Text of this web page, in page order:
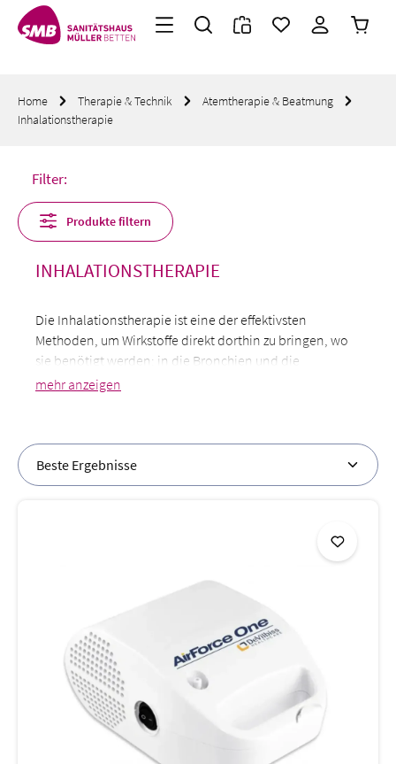
Zum Hauptinhalt springen
Home Therapie & Technik
Atemtherapie & Beatmung
Inhalationstherapie
Filter:
Produkte filtern
INHALATIONSTHERAPIE
Die Inhalationstherapie ist eine der effektivsten
Methoden, um Wirkstoffe direkt dorthin zu bringen, wo
sie benötigt werden: in die Bronchien und die
Lunge.Hier finden Sie eine umfassende Auswahl an
Atemwegsgesundheit nachhaltig zu fördern